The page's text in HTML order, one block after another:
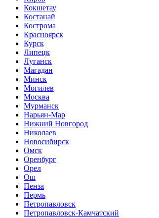
Кокшетау
Костанай
Кострома
Красноярск
Курск
Липецк
Луганск
Магадан
Минск
Могилев
Москва
Мурманск
Нарьян-Мар
Нижний Новгород
Николаев
Новосибирск
Омск
Оренбург
Орел
Ош
Пенза
Пермь
Петропавловск
Петропавловск-Камчатский